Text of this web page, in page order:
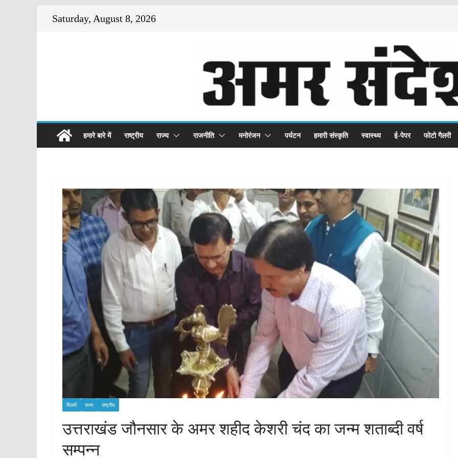
Saturday, August 8, 2026
हमारे बारे में राष्ट्रीय राज्य राजनीति मनोरंजन पर्यटन हमारी संस्कृति स्वास्थ्य ई-पेपर फोटो गैलरी
दिल्ली राज्य राष्ट्रीय
उत्तराखंड जौनसार के अमर शहीद केशरी चंद का जन्म शताब्दी वर्ष
सम्पन्न